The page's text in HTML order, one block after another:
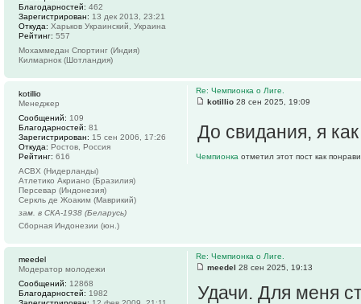
Благодарностей: 462
Зарегистрирован: 13 дек 2013, 23:21
Откуда: Харьков Украинский, Украина
Рейтинг: 557
Мохаммедан Спортинг (Индия)
Килмарнок (Шотландия)
Re: Чемпионка о Лиге.
kotillio 28 сен 2025, 19:09
До свидания, я
Чемпионка отметил этот пост как
kotillio
Менеджер
Сообщений: 109
Благодарностей: 81
Зарегистрирован: 15 сен 2006, 17:26
Откуда: Ростов, Россия
Рейтинг: 616
АСВХ (Нидерланды)
Атлетико Акриано (Бразилия)
Персевар (Индонезия)
Серкль де Жоаким (Маврикий)
зам. в СКА-1938 (Беларусь)
Сборная Индонезии (юн.)
Re: Чемпионка о Лиге.
meedel 28 сен 2025, 19:13
Удачи. Для меня
meedel
Модератор молодежи
Сообщений: 12868
Благодарностей: 1982